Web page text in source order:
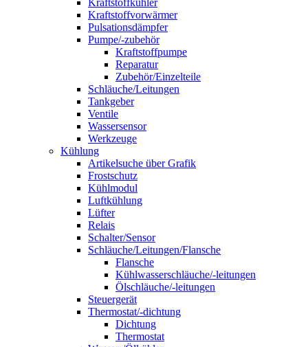
Kraftstoffkühler
Kraftstoffvorwärmer
Pulsationsdämpfer
Pumpe/-zubehör
Kraftstoffpumpe
Reparatur
Zubehör/Einzelteile
Schläuche/Leitungen
Tankgeber
Ventile
Wassersensor
Werkzeuge
Kühlung
Artikelsuche über Grafik
Frostschutz
Kühlmodul
Luftkühlung
Lüfter
Relais
Schalter/Sensor
Schläuche/Leitungen/Flansche
Flansche
Kühlwasserschläuche/-leitungen
Ölschläuche/-leitungen
Steuergerät
Thermostat/-dichtung
Dichtung
Thermostat